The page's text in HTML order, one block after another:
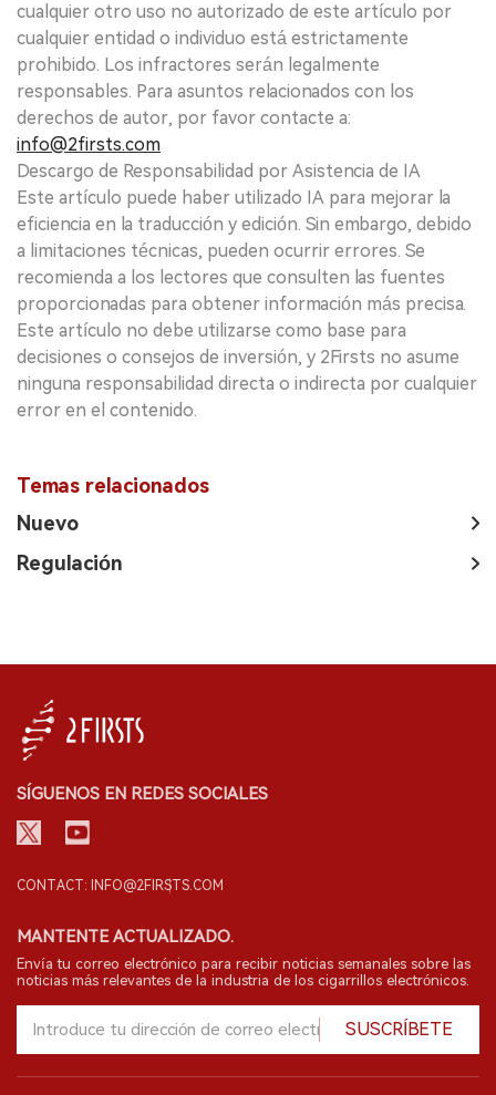
cualquier otro uso no autorizado de este artículo por
cualquier entidad o individuo está estrictamente
prohibido. Los infractores serán legalmente
responsables. Para asuntos relacionados con los
derechos de autor, por favor contacte a:
info@2firsts.com
Descargo de Responsabilidad por Asistencia de IA
Este artículo puede haber utilizado IA para mejorar la
eficiencia en la traducción y edición. Sin embargo, debido
a limitaciones técnicas, pueden ocurrir errores. Se
recomienda a los lectores que consulten las fuentes
proporcionadas para obtener información más precisa.
Este artículo no debe utilizarse como base para
decisiones o consejos de inversión, y 2Firsts no asume
ninguna responsabilidad directa o indirecta por cualquier
error en el contenido.
Temas relacionados
Nuevo
Regulación
SÍGUENOS EN REDES SOCIALES
CONTACT: INFO@2FIRSTS.COM
MANTENTE ACTUALIZADO.
Envía tu correo electrónico para recibir noticias semanales sobre las
noticias más relevantes de la industria de los cigarrillos electrónicos.
SUSCRÍBETE